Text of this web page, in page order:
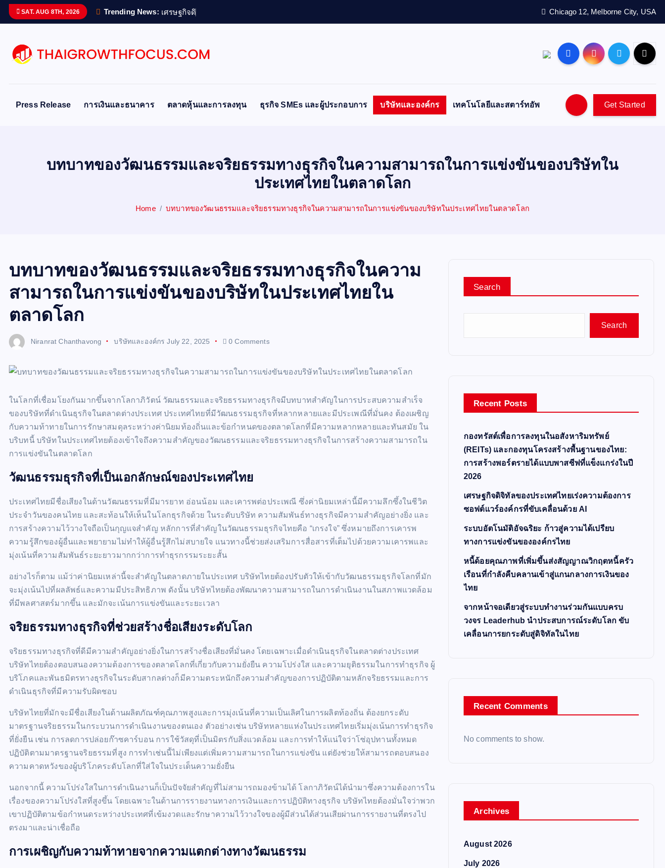
SAT. AUG 8TH, 2026 Trending News: เศรษฐกจด Chicago 12, Melborne City, USA
Press Release การเงินและธนาคาร ตลาดหุ้นและการลงทุน ธุรกิจ SMEs และผู้ประกอบการ บริษัทและองค์กร เทคโนโลยีและสตาร์ทอัพ Get Started
บทบาทของวัฒนธรรมและจริยธรรมทางธุรกิจในความสามารถในการแข่งขันของบริษัทใน
ประเทศไทยในตลาดโลก
Home บทบาทของวัฒนธรรมและจริยธรรมทางธุรกิจในความสามารถในการแข่งขันของบริษัทในประเทศไทยในตลาดโลก
บทบาทของวัฒนธรรมและจริยธรรมทางธุรกิจในความ
สามารถในการแข่งขันของบริษัทในประเทศไทยใน
ตลาดโลก
Niranrat Chanthavong บริษัทและองค์กร July 22, 2025 0 Comments
ในโลกที่เชื่อมโยงกันมากขึ้นจากโลกาภิวัตน์ วัฒนธรรมและจริยธรรมทางธุรกิจมีบทบาทสำคัญในการประสบความสำเร็จ
ของบริษัทที่ดำเนินธุรกิจในตลาดต่างประเทศ ประเทศไทยที่มีวัฒนธรรมธุรกิจที่หลากหลายและมีประเพณีที่มั่นคง ต้องเผชิญ
กับความท้าทายในการรักษาสมดุลระหว่างค่านิยมท้องถิ่นและข้อกำหนดของตลาดโลกที่มีความหลากหลายและทันสมัย ใน
บริบทนี้ บริษัทในประเทศไทยต้องเข้าใจถึงความสำคัญของวัฒนธรรมและจริยธรรมทางธุรกิจในการสร้างความสามารถใน
การแข่งขันในตลาดโลก
วัฒนธรรมธุรกิจที่เป็นเอกลักษณ์ของประเทศไทย
ประเทศไทยมีชื่อเสียงในด้านวัฒนธรรมที่มีมารยาท อ่อนน้อม และเคารพต่อประเพณี ซึ่งค่านิยมเหล่านี้มีความลึกซึ้งในชีวิต
ประจำวันของคนไทย และสะท้อนให้เห็นในโลกธุรกิจด้วย ในระดับบริษัท ความสัมพันธ์ทางธุรกิจมีความสำคัญอย่างยิ่ง และ
การสร้างความไว้วางใจถือเป็นกุญแจสำคัญ หลักการที่สำคัญในวัฒนธรรมธุรกิจไทยคือ “เกรงใจ” ซึ่งหมายถึงการเคารพ
ความรู้สึกของผู้อื่นและพยายามไม่ทำให้ผู้อื่นรู้สึกไม่สบายใจ แนวทางนี้ช่วยส่งเสริมการสื่อสารที่เต็มไปด้วยความเคารพและ
มุ่งเน้นที่ความสัมพันธ์ระยะยาวมากกว่าการทำธุรกรรมระยะสั้น
อย่างไรก็ตาม แม้ว่าค่านิยมเหล่านี้จะสำคัญในตลาดภายในประเทศ บริษัทไทยต้องปรับตัวให้เข้ากับวัฒนธรรมธุรกิจโลกที่มัก
จะมุ่งเน้นไปที่ผลลัพธ์และความมีประสิทธิภาพ ดังนั้น บริษัทไทยต้องพัฒนาความสามารถในการดำเนินงานในสภาพแวดล้อม
ที่มีพลศาสตร์มากขึ้น และมักจะเน้นการแข่งขันและระยะเวลา
จริยธรรมทางธุรกิจที่ช่วยสร้างชื่อเสียงระดับโลก
จริยธรรมทางธุรกิจที่ดีมีความสำคัญอย่างยิ่งในการสร้างชื่อเสียงที่มั่นคง โดยเฉพาะเมื่อดำเนินธุรกิจในตลาดต่างประเทศ
บริษัทไทยต้องตอบสนองความต้องการของตลาดโลกที่เกี่ยวกับความยั่งยืน ความโปร่งใส และความยุติธรรมในการทำธุรกิจ ผู้
บริโภคและพันธมิตรทางธุรกิจในระดับสากลต่างก็มีความตระหนักถึงความสำคัญของการปฏิบัติตามหลักจริยธรรมและการ
ดำเนินธุรกิจที่มีความรับผิดชอบ
บริษัทไทยที่มักจะมีชื่อเสียงในด้านผลิตภัณฑ์คุณภาพสูงและการมุ่งเน้นที่ความเป็นเลิศในการผลิตท้องถิ่น ต้องยกระดับ
มาตรฐานจริยธรรมในกระบวนการดำเนินงานของตนเอง ตัวอย่างเช่น บริษัทหลายแห่งในประเทศไทยเริ่มมุ่งเน้นการทำธุรกิจ
ที่ยั่งยืน เช่น การลดการปล่อยก๊าซคาร์บอน การใช้วัสดุที่เป็นมิตรกับสิ่งแวดล้อม และการทำให้แน่ใจว่าโซ่อุปทานทั้งหมด
ปฏิบัติตามมาตรฐานจริยธรรมที่สูง การทำเช่นนี้ไม่เพียงแต่เพิ่มความสามารถในการแข่งขัน แต่ยังช่วยให้สามารถตอบสนอง
ความคาดหวังของผู้บริโภคระดับโลกที่ใส่ใจในประเด็นความยั่งยืน
นอกจากนี้ ความโปร่งใสในการดำเนินงานก็เป็นปัจจัยสำคัญที่ไม่สามารถมองข้ามได้ โลกาภิวัตน์ได้นำมาซึ่งความต้องการใน
เรื่องของความโปร่งใสที่สูงขึ้น โดยเฉพาะในด้านการรายงานทางการเงินและการปฏิบัติทางธุรกิจ บริษัทไทยต้องมั่นใจว่าพวก
เขาปฏิบัติตามข้อกำหนดระหว่างประเทศที่เข้มงวดและรักษาความไว้วางใจของผู้มีส่วนได้ส่วนเสียผ่านการรายงานที่ตรงไป
ตรงมาและน่าเชื่อถือ
การเผชิญกับความท้าทายจากความแตกต่างทางวัฒนธรรม
Search
Search
Recent Posts
กองทรัสต์เพื่อการลงทุนในอสังหาริมทรัพย์
(REITs) และกองทุนโครงสร้างพื้นฐานของไทย:
การสร้างพอร์ตรายได้แบบพาสซีฟที่แข็งแกร่งในปี
2026
เศรษฐกิจดิจิทัลของประเทศไทยเร่งความต้องการ
ซอฟต์แวร์องค์กรที่ขับเคลื่อนด้วย AI
ระบบอัตโนมัติอัจฉริยะ ก้าวสู่ความได้เปรียบ
ทางการแข่งขันขององค์กรไทย
หนี้ด้อยคุณภาพที่เพิ่มขึ้นส่งสัญญาณวิกฤตหนี้ครัว
เรือนที่กำลังคืบคลานเข้าสู่แกนกลางการเงินของ
ไทย
จากหน้าจอเดียวสู่ระบบทำงานร่วมกันแบบครบ
วงจร Leaderhub นำประสบการณ์ระดับโลก ขับ
เคลื่อนการยกระดับสู่ดิจิทัลในไทย
Recent Comments
No comments to show.
Archives
August 2026
July 2026